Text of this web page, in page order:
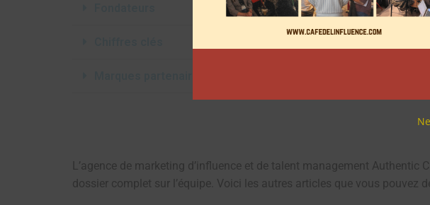
L’agence de marketing d’influence et de talent management Authentic
dossier complet sur l’équipe. Voici les autres articles que vous pouvez